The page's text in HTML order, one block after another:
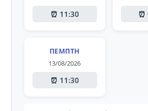
⏰ 11:30 ⏰
ΠΈΜΠΤΗ
13/08/2026
⏰ 11:30